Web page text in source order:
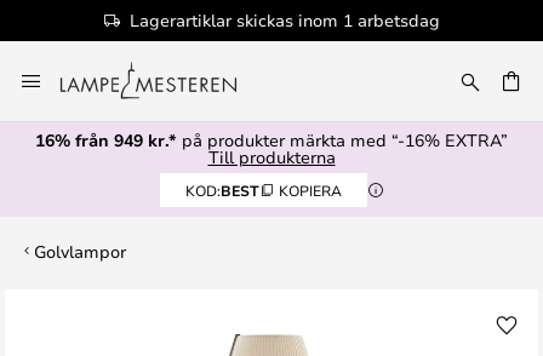
Lagerartiklar skickas inom 1 arbetsdag
till
innehållet
16% från 949 kr.* på produkter märkta med “-16% EXTRA”
Till produkterna
KOD:BEST KOPIERA
Golvlampor